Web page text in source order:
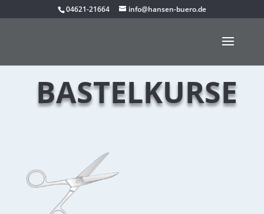
04621-21664 info@hansen-buero.de
BASTELKURSE